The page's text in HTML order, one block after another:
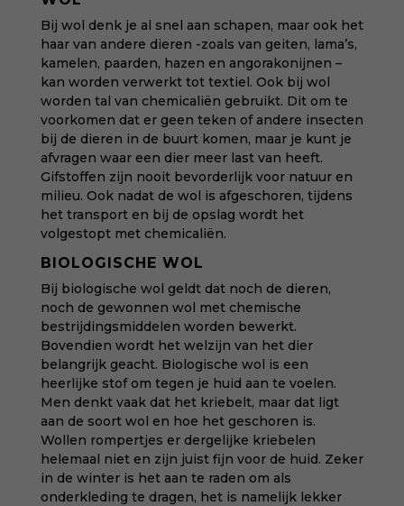
Bij wol denk je al snel aan schapen, maar ook het
haar van andere dieren -zoals van geiten, lama’s,
kamelen, paarden, hazen en angorakonijnen –
kan worden verwerkt tot textiel. Ook bij wol
worden tal van chemicaliën gebruikt. Dit om te
voorkomen dat er geen teken of andere insecten
bij de dieren in de buurt komen, maar je kunt je
afvragen waar een dier meer last van heeft.
Gifstoffen zijn nooit bevorderlijk voor natuur en
milieu. Ook nadat de wol is afgeschoren, tijdens
het transport en bij de opslag wordt het
volgestopt met chemicaliën.
BIOLOGISCHE WOL
Bij biologische wol geldt dat noch de dieren,
noch de gewonnen wol met chemische
bestrijdingsmiddelen worden bewerkt.
Bovendien wordt het welzijn van het dier
belangrijk geacht. Biologische wol is een
heerlijke stof om tegen je huid aan te voelen.
Men denkt vaak dat het kriebelt, maar dat ligt
aan de soort wol en hoe het geschoren is.
Wollen rompertjes er dergelijke kriebelen
helemaal niet en zijn juist fijn voor de huid. Zeker
in de winter is het aan te raden om als
onderkleding te dragen, het is namelijk lekker